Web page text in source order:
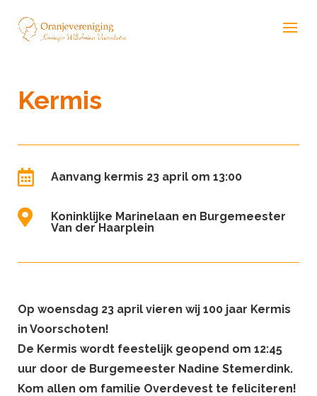
Kermis
 Aanvang kermis 23 april om 13:00

Koninklijke Marinelaan en Burgemeester
Van der Haarplein
Op woensdag 23 april vieren wij 100 jaar Kermis
in Voorschoten!
De Kermis wordt feestelijk geopend om 12:45
uur door de Burgemeester Nadine Stemerdink.
Kom allen om familie Overdevest te feliciteren!